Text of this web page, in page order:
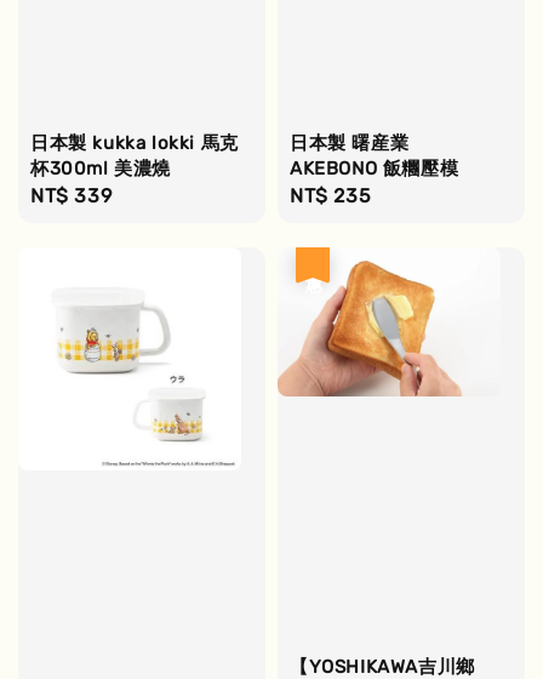
日本製 kukka lokki 馬克
杯300ml 美濃燒
Regular
NT$ 339
日本製 曙産業
AKEBONO 飯糰壓模
Regular
NT$ 235
【YOSHIKAWA吉川鄉